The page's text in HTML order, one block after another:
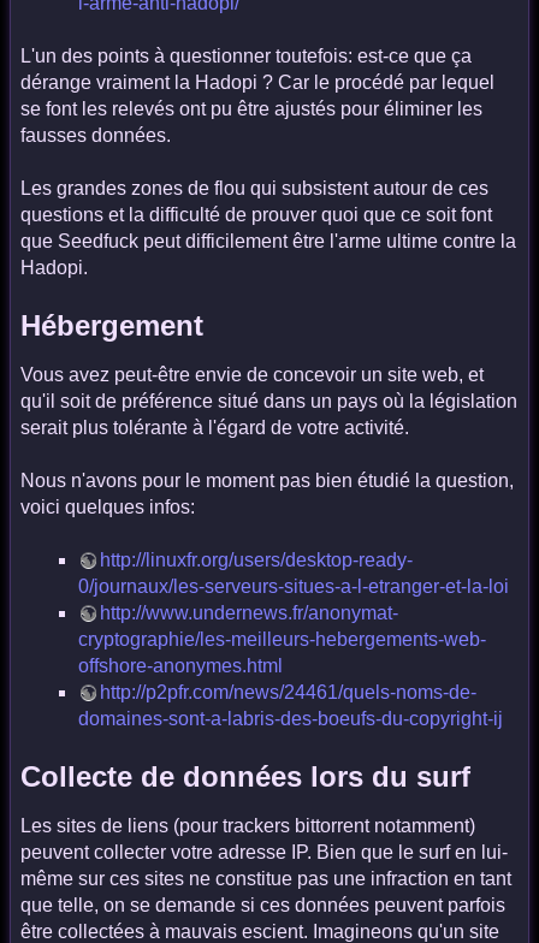
L'un des points à questionner toutefois: est-ce que ça
dérange vraiment la Hadopi ? Car le procédé par lequel
se font les relevés ont pu être ajustés pour éliminer les
fausses données.
Les grandes zones de flou qui subsistent autour de ces
questions et la difficulté de prouver quoi que ce soit font
que Seedfuck peut difficilement être l'arme ultime contre la
Hadopi.
Hébergement
Vous avez peut-être envie de concevoir un site web, et
qu'il soit de préférence situé dans un pays où la législation
serait plus tolérante à l'égard de votre activité.
Nous n'avons pour le moment pas bien étudié la question,
voici quelques infos:
http://linuxfr.org/users/desktop-ready-
0/journaux/les-serveurs-situes-a-l-etranger-et-la-loi
http://www.undernews.fr/anonymat-
cryptographie/les-meilleurs-hebergements-web-
offshore-anonymes.html
http://p2pfr.com/news/24461/quels-noms-de-
domaines-sont-a-labris-des-boeufs-du-copyright-ij
Collecte de données lors du surf
Les sites de liens (pour trackers bittorrent notamment)
peuvent collecter votre adresse IP. Bien que le surf en lui-
même sur ces sites ne constitue pas une infraction en tant
que telle, on se demande si ces données peuvent parfois
être collectées à mauvais escient. Imagineons qu'un site